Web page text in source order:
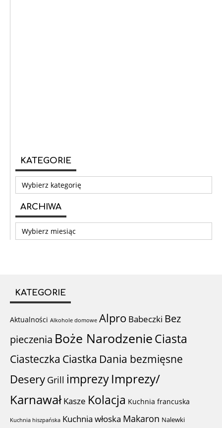
KATEGORIE
Kategorie
ARCHIWA
Archiwa
KATEGORIE
Aktualności Alkohole domowe Alpro Babeczki Bez
pieczenia Boże NarodzenieCiasta
Ciasteczka Ciastka Dania bezmięsne
Desery Grill imprezyImprezy/
Karnawał Kasze Kolacja Kuchnia francuska
Kuchnia hiszpańska Kuchnia włoska Makaron Nalewki